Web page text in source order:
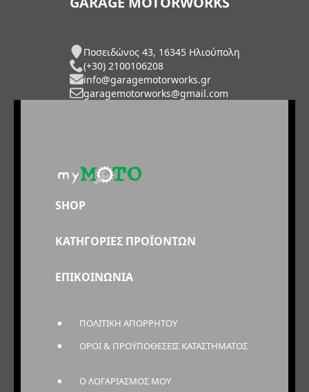
Ποσειδώνος 43, 16345 Ηλιούπολη
(+30) 2100106208
info@garagemotorworks.gr
garagemotorworks@gmail.com
SHOP
ΚΑΤΗΓΟΡΙΕΣ ΠΡΟΪΟΝΤΩΝ
ΕΠΙΚΟΙΝΩΝΙΑ
ΠΟΛΙΤΙΚΗ ΑΠΟΡΡΗΤΟΥ
ΟΡΟΙ & ΠΡΟΫΠΟΘΕΣΕΙΣ ΚΑΤΑΣΤΗΜΑΤΟΣ
Ο ΛΟΓΑΡΙΑΣΜΟΣ ΜΟΥ